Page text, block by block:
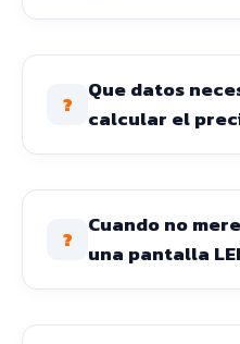
?
Que datos
calcular el
?
Cuando no
una pantalla